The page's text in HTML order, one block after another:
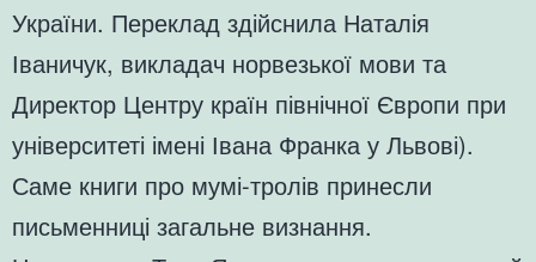
України. Переклад здійснила Наталія
Іваничук, викладач норвезької мови та
Директор Центру країн північної Європи при
університеті імені Івана Франка у Львові).
Саме книги про мумі-тролів принесли
письменниці загальне визнання.